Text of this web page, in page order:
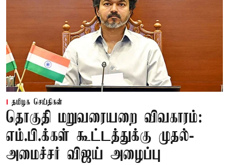
தமிழக செய்திகள்
தொகுதி மறுவரையறை விவகாரம்:
எம்.பி.க்கள் கூட்டத்துக்கு முதல்-
அமைச்சர் விஜய் அழைப்பு